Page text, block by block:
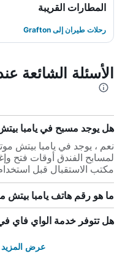
المطارات القريبة
رحلات طيران إلى Grafton
الأسئلة الشائعة
هل يوجد مسبح في يامبا
نعم ، يوجد في يامبا بيتش
لمسابح الفندق أوقات فتح
مكتب الاستقبال قبل
ما هو رقم هاتف يامبا بيتش
هل تتوفر خدمة الواي فاي
عرض المزيد